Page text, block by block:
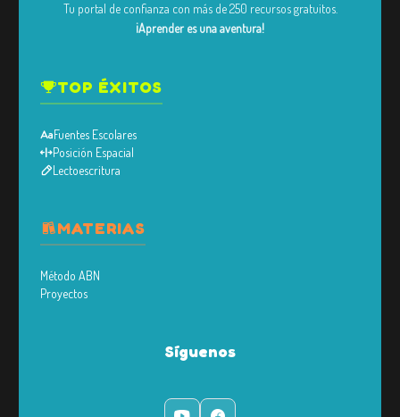
Tu portal de confianza con más de 250 recursos gratuitos.
¡Aprender es una aventura!
TOP ÉXITOS
Fuentes Escolares
Posición Espacial
Lectoescritura
MATERIAS
Método ABN
Proyectos
Síguenos